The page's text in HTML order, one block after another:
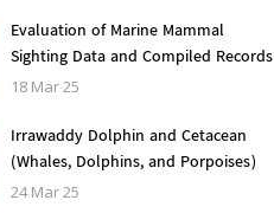
Evaluation of Marine Mammal
Sighting Data and Compiled Records
to Formulate Effective Mitigation
Myanmar
18 Mar 25
Irrawaddy Dolphin and Cetacean
(Whales, Dolphins, and Porpoises)
Surveys and Conservation Measures
24 Mar 25